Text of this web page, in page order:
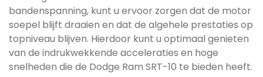
bandenspanning, kunt u ervoor zorgen dat de motor
soepel blijft draaien en dat de algehele prestaties op
topniveau blijven. Hierdoor kunt u optimaal genieten
van de indrukwekkende acceleraties en hoge
snelheden die de Dodge Ram SRT-10 te bieden heeft.